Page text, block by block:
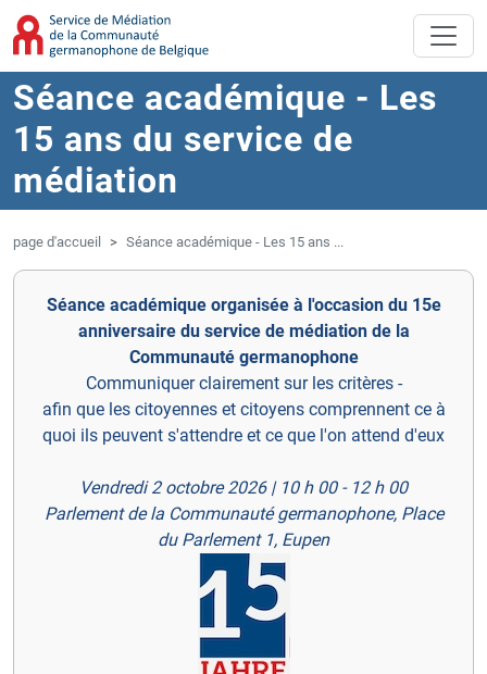
Aller au contenu principal
Sauter à la navigation
Séance académique - Les
15 ans du service de
médiation
page d'accueil Séance académique - Les 15 ans ...
Séance académique organisée à l'occasion du 15e
anniversaire du service de médiation de la
Communauté germanophone
Communiquer clairement sur les critères -
afin que les citoyennes et citoyens comprennent ce à
quoi ils peuvent s'attendre et ce que l'on attend d'eux
Vendredi 2 octobre 2026 | 10 h 00 - 12 h 00
Parlement de la Communauté germanophone, Place
du Parlement 1, Eupen